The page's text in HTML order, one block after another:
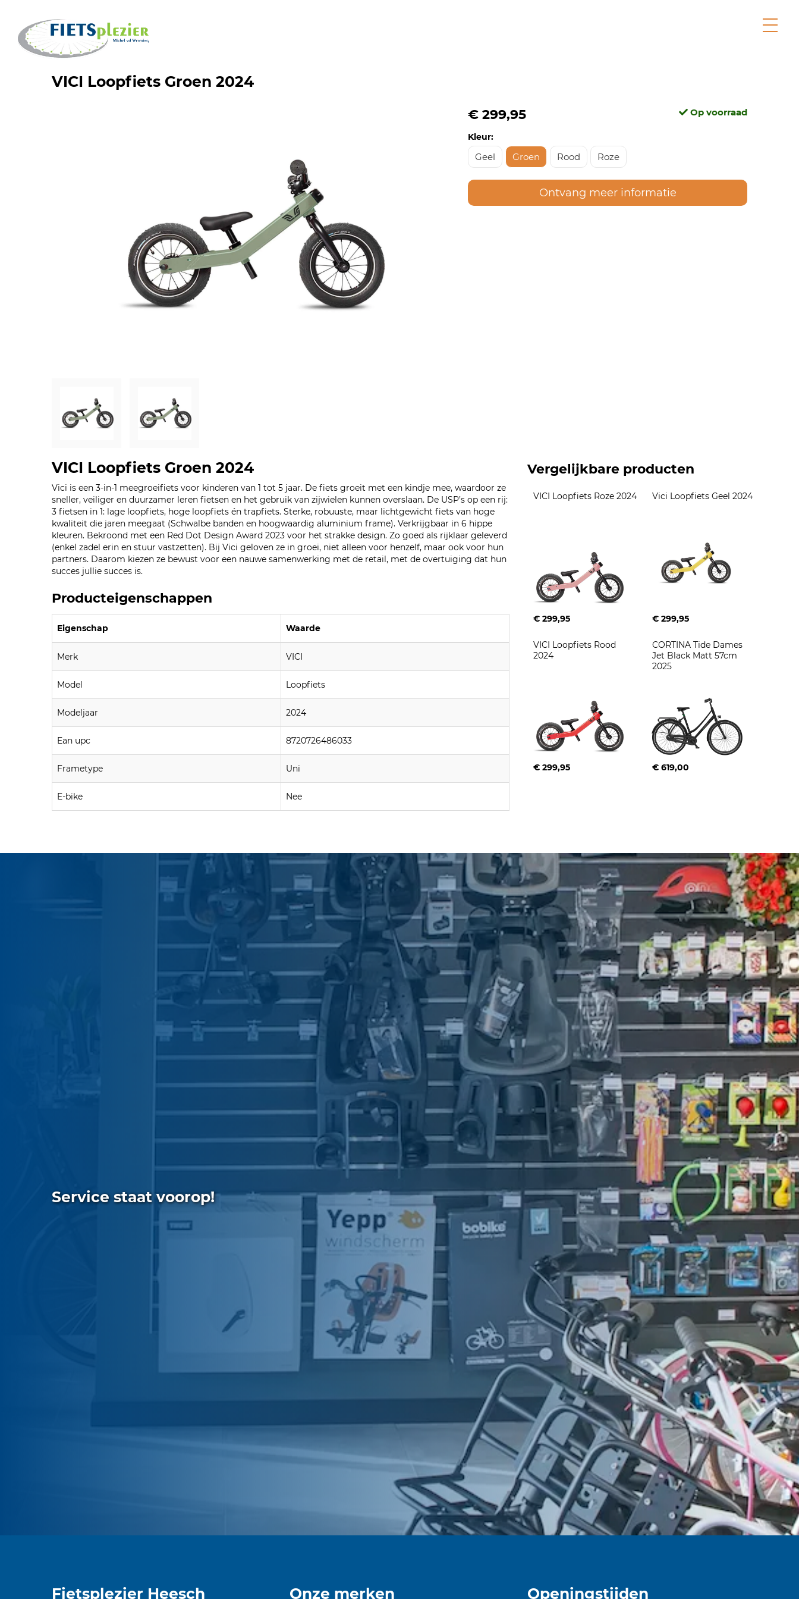
VICI Loopfiets Groen 2024
€ 299,95 Op voorraad
Kleur:
Geel Groen Rood Roze
Ontvang meer informatie
VICI Loopfiets Groen 2024
Vici is een 3-in-1 meegroeifiets voor kinderen van 1 tot 5 jaar. De fiets groeit met een kindje mee, waardoor ze
sneller, veiliger en duurzamer leren fietsen en het gebruik van zijwielen kunnen overslaan. De USP’s op een rij:
3 fietsen in 1: lage loopfiets, hoge loopfiets én trapfiets. Sterke, robuuste, maar lichtgewicht fiets van hoge
kwaliteit die jaren meegaat (Schwalbe banden en hoogwaardig aluminium frame). Verkrijgbaar in 6 hippe
kleuren. Bekroond met een Red Dot Design Award 2023 voor het strakke design. Zo goed als rijklaar geleverd
(enkel zadel erin en stuur vastzetten). Bij Vici geloven ze in groei, niet alleen voor henzelf, maar ook voor hun
partners. Daarom kiezen ze bewust voor een nauwe samenwerking met de retail, met de overtuiging dat hun
succes jullie succes is.
Producteigenschappen
Eigenschap Waarde
Merk VICI
Model Loopfiets
Modeljaar 2024
Ean upc 8720726486033
Frametype Uni
E-bike Nee
Vergelijkbare producten
VICI Loopfiets Roze 2024
€ 299,95
Vici Loopfiets Geel 2024
€ 299,95
VICI Loopfiets Rood
2024
€ 299,95
CORTINA Tide Dames
Jet Black Matt 57cm
2025
€ 619,00
Service staat voorop!
Fietsplezier Heesch Onze merken Openingstijden